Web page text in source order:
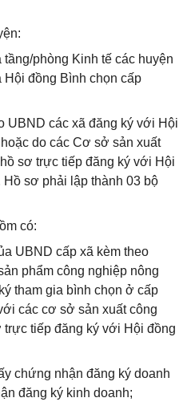
tầng/phòng Kinh tế các huyện
đồng Bình chọn cấp
UBND các xã đăng ký với Hội
do các Cơ sở sản xuất
sơ trực tiếp đăng ký với Hội
sơ phải lập thành 03 bộ
có:
UBND cấp xã kèm theo
phẩm công nghiệp nông
tham gia bình chọn ở cấp
các cơ sở sản xuất công
tiếp đăng ký với Hội đồng
chứng nhận đăng ký doanh
đăng ký kinh doanh;